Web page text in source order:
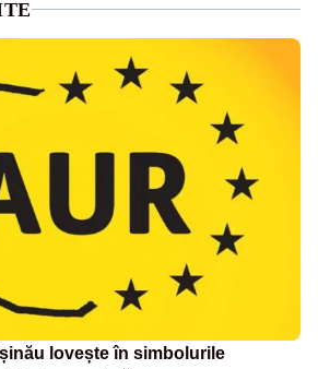
lovește în simbolurile